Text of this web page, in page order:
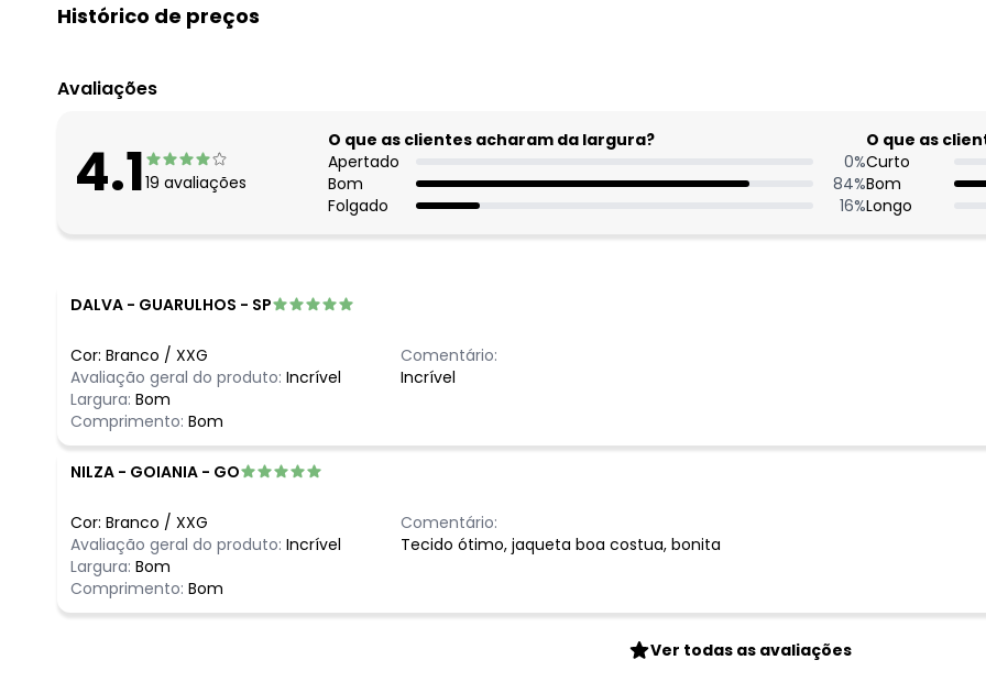
Histórico de preços
agosto/2026
maio/2026
abril/2026
fevereiro/2026
Avaliações
4.119 avaliações
O que as clientes acharam da largura?
Apertado
0%
Bom
84%
Folgado
16%
O que as
Curto
Bom
Longo
DALVA - GUARULHOS - SP
Cor: Branco / XXG
Avaliação geral do produto: Incrível
Largura: Bom
Comprimento: Bom
Comentário:
Incrível
NILZA - GOIANIA - GO
Cor: Branco / XXG
Avaliação geral do produto: Incrível
Largura: Bom
Comprimento: Bom
Comentário:
Tecido ótimo, jaqueta boa costua, bonita
Ver todas as avaliações